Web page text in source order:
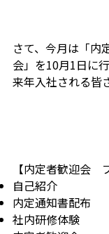
さて、今月は「内
会」を10月1日に
来年入社される皆
【内定者歓迎会
自己紹介
内定通知書配布
社内研修体験